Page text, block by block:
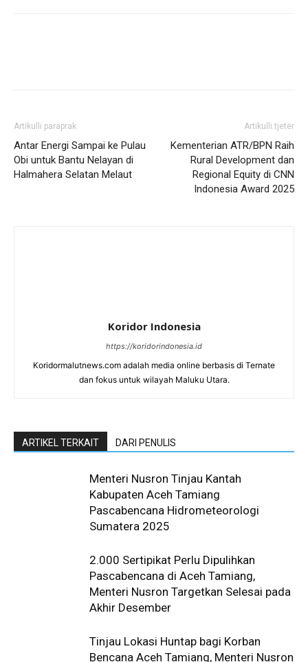
Artikulli paraprak
Antar Energi Sampai ke Pulau
Obi untuk Bantu Nelayan di
Halmahera Selatan Melaut
Artikulli tjetër
Kementerian ATR/BPN Raih
Rural Development dan
Regional Equity di CNN
Indonesia Award 2025
Koridor Indonesia
https://koridorindonesia.id
Koridormalutnews.com adalah media online berbasis di Ternate
dan fokus untuk wilayah Maluku Utara.
ARTIKEL TERKAIT DARI PENULIS
Menteri Nusron Tinjau Kantah
Kabupaten Aceh Tamiang
Pascabencana Hidrometeorologi
Sumatera 2025
2.000 Sertipikat Perlu Dipulihkan
Pascabencana di Aceh Tamiang,
Menteri Nusron Targetkan Selesai pada
Akhir Desember
Tinjau Lokasi Huntap bagi Korban
Bencana Aceh Tamiang, Menteri Nusron